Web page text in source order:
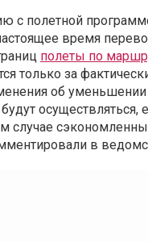
с полетной
время
полеты по
только за
об
осуществляться,
случае
в